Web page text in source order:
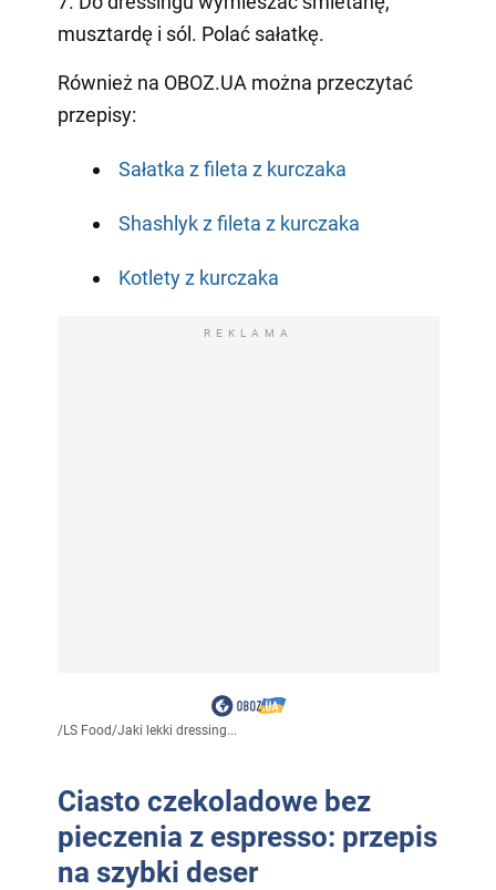
musztardę i sól. Polać sałatkę.
Również na OBOZ.UA można przeczytać
przepisy:
Sałatka z fileta z kurczaka
Shashlyk z fileta z kurczaka
Kotlety z kurczaka
REKLAMA
/LS Food/Jaki lekki dressing...
Ciasto czekoladowe bez
pieczenia z espresso: przepis
na szybki deser